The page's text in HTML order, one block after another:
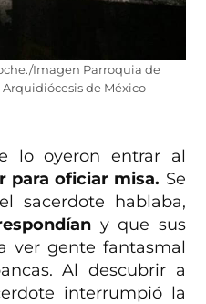
Imagen Parroquia de
de México
lo oyeron entrar al
para oficiar misa. Se
sacerdote hablaba,
y que sus
ver gente fantasmal
Al descubrir a
interrumpió la